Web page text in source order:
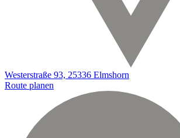
Westerstraße 93, 25336 Elmshorn
Route planen